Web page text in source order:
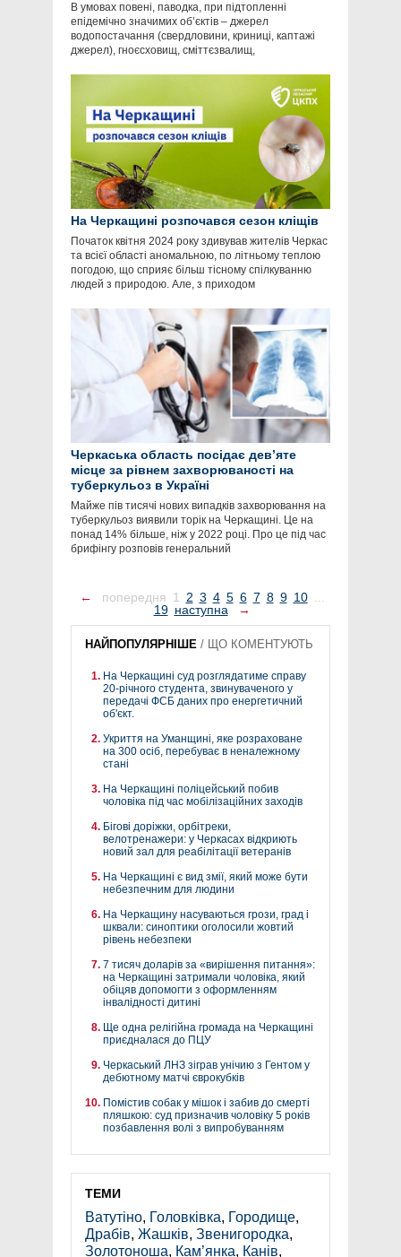
В умовах повені, паводка, при підтопленні
епідемічно значимих об’єктів – джерел
водопостачання (свердловини, криниці, каптажі
джерел), гноєсховищ, сміттєзвалищ,
На Черкащині розпочався сезон кліщів
Початок квітня 2024 року здивував жителів Черкас
та всієї області аномальною, по літньому теплою
погодою, що сприяє більш тісному спілкуванню
людей з природою. Але, з приходом
Черкаська область посідає девʼяте
місце за рівнем захворюваності на
туберкульоз в Україні
Майже пів тисячі нових випадків захворювання на
туберкульоз виявили торік на Черкащині. Це на
понад 14% більше, ніж у 2022 році. Про це під час
брифінгу розповів генеральний
← попередня 1 2 3 4 5 6 7 8 9 10 ...
19 наступна →
НАЙПОПУЛЯРНІШЕ / ЩО КОМЕНТУЮТЬ
На Черкащині суд розглядатиме справу
20-річного студента, звинуваченого у
передачі ФСБ даних про енергетичний
об'єкт.
Укриття на Уманщині, яке розраховане
на 300 осіб, перебуває в неналежному
стані
На Черкащині поліцейський побив
чоловіка під час мобілізаційних заходів
Бігові доріжки, орбітреки,
велотренажери: у Черкасах відкриють
новий зал для реабілітації ветеранів
На Черкащині є вид змії, який може бути
небезпечним для людини
На Черкащину насуваються грози, град і
шквали: синоптики оголосили жовтий
рівень небезпеки
7 тисяч доларів за «вирішення питання»:
на Черкащині затримали чоловіка, який
обіцяв допомогти з оформленням
інвалідності дитині
Ще одна релігійна громада на Черкащині
приєдналася до ПЦУ
Черкаський ЛНЗ зіграв унічию з Гентом у
дебютному матчі єврокубків
Помістив собак у мішок і забив до смерті
пляшкою: суд призначив чоловіку 5 років
позбавлення волі з випробуванням
ТЕМИ
Ватутіно, Головківка, Городище,
Драбів, Жашків, Звенигородка,
Золотоноша, Кам’янка, Канів,